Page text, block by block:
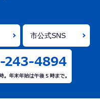
市公式SNS